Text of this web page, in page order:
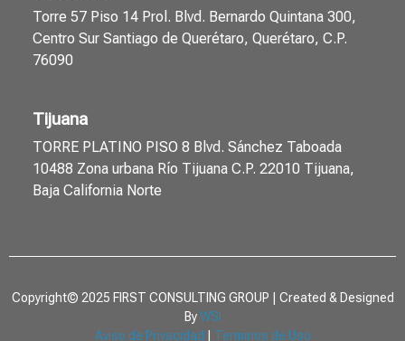
Torre 57 Piso 14 Prol. Blvd. Bernardo Quintana 300,
Centro Sur Santiago de Querétaro, Querétaro, C.P.
76090
Tijuana
TORRE PLATINO PISO 8 Blvd. Sánchez Taboada
10488 Zona urbana Río Tijuana C.P. 22010 Tijuana,
Baja California Norte
Copyright© 2025 FIRST CONSULTING GROUP | Created & Designed
ByWSI
Aviso de Privacidad
Terminos de Uso